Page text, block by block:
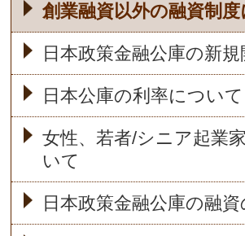
創業融資以外の融資制
日本政策金融公庫の新
日本公庫の利率について
女性、若者/シニア起業
いて
日本政策金融公庫の融